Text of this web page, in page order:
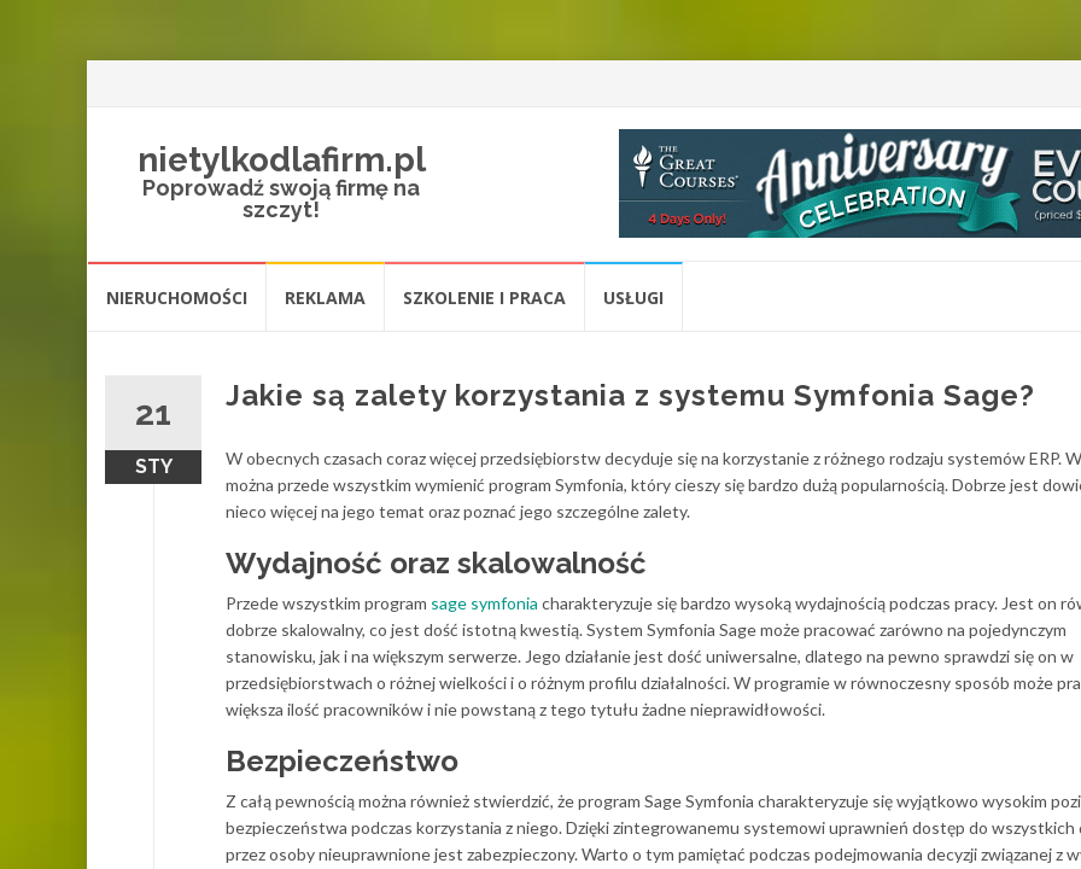
nietylkodlafirm.pl
Poprowadź swoją firmę na
szczyt!
NIERUCHOMOŚCI REKLAMA SZKOLENIE I PRACA USŁUGI
21
STY
Jakie są zalety korzystania z systemu Symfonia Sage?
W obecnych czasach coraz więcej przedsiębiorstw decyduje się na korzystanie z różnego rodzaju systemów ERP.
można przede wszystkim wymienić program Symfonia, który cieszy się bardzo dużą popularnością. Dobrze jest
nieco więcej na jego temat oraz poznać jego szczególne zalety.
Wydajność oraz skalowalność
Przede wszystkim program sage symfonia charakteryzuje się bardzo wysoką wydajnością podczas pracy. Jest on
dobrze skalowalny, co jest dość istotną kwestią. System Symfonia Sage może pracować zarówno na pojedynczym
stanowisku, jak i na większym serwerze. Jego działanie jest dość uniwersalne, dlatego na pewno sprawdzi się on w
przedsiębiorstwach o różnej wielkości i o różnym profilu działalności. W programie w równoczesny sposób może
większa ilość pracowników i nie powstaną z tego tytułu żadne nieprawidłowości.
Bezpieczeństwo
Z całą pewnością można również stwierdzić, że program Sage Symfonia charakteryzuje się wyjątkowo wysokim
bezpieczeństwa podczas korzystania z niego. Dzięki zintegrowanemu systemowi uprawnień dostęp do wszystkich
przez osoby nieuprawnione jest zabezpieczony. Warto o tym pamiętać podczas podejmowania decyzji związanej z